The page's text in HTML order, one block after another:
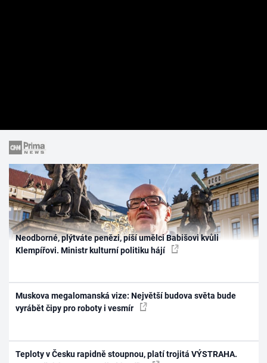
Neodborné, plýtváte penězi, píší umělci Babišovi kvůli
Klempířovi. Ministr kulturní politiku hájí
Muskova megalomanská vize: Největší budova světa bude
vyrábět čipy pro roboty i vesmír
Teploty v Česku rapidně stoupnou, platí trojitá VÝSTRAHA.